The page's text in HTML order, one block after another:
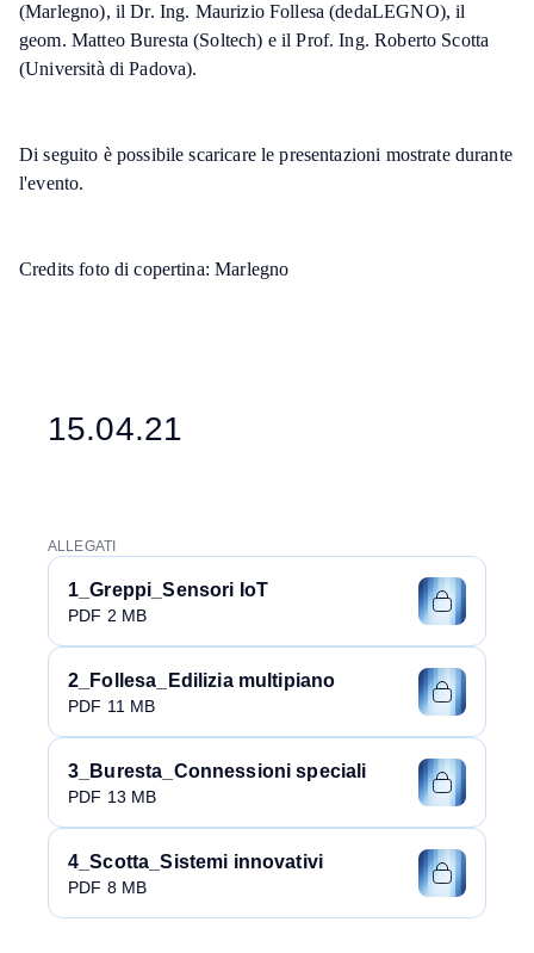
(Marlegno), il Dr. Ing. Maurizio Follesa (dedaLEGNO), il
geom. Matteo Buresta (Soltech) e il Prof. Ing. Roberto Scotta
(Università di Padova).
Di seguito è possibile scaricare le presentazioni mostrate durante
l'evento.
Credits foto di copertina: Marlegno
15.04.21
ALLEGATI
1_Greppi_Sensori IoT
PDF 2 MB
2_Follesa_Edilizia multipiano
PDF 11 MB
3_Buresta_Connessioni speciali
PDF 13 MB
4_Scotta_Sistemi innovativi
PDF 8 MB